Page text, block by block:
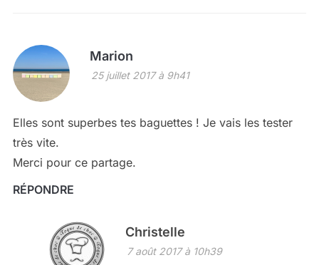
Marion
25 juillet 2017 à 9h41
Elles sont superbes tes baguettes ! Je vais les tester
très vite.
Merci pour ce partage.
RÉPONDRE
Christelle
7 août 2017 à 10h39